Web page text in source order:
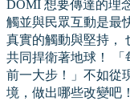
DOMI 想要傳達的理
觸並與民眾互動是最
真實的觸動與堅持，
共同捍衛著地球！
前一大步！」不如從
境，做出哪些改變吧！